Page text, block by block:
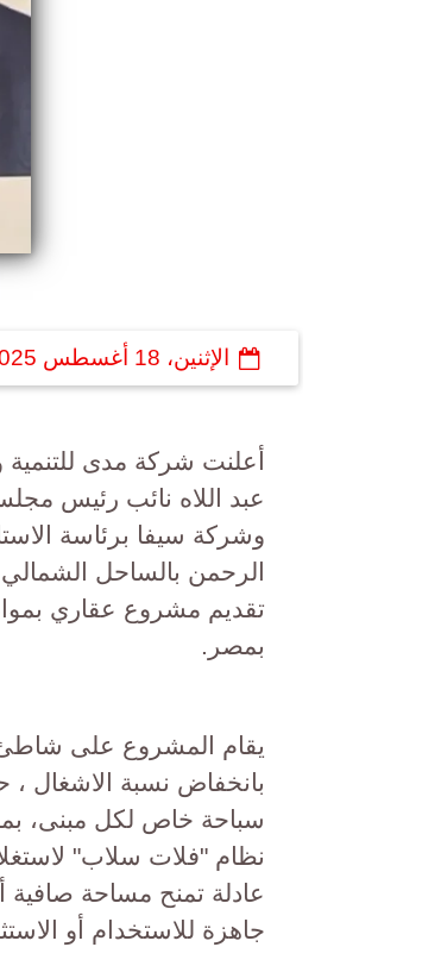
الإثنين، 18 أغسطس 2025
أعلنت شركة مدى للتنمية
عبد اللاه نائب رئيس
الرحمن بالساحل
تقديم مشروع عقاري
بمصر.
بانخفاض نسبة
سباحة خاص لكل مبنى،
نظام "فلات سلاب"
عادلة تمنح مساحة
جاهزة للاستخدام أو